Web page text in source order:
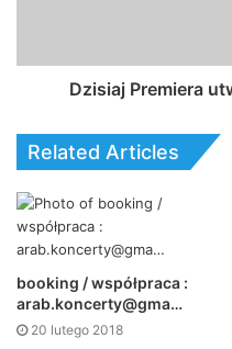
Dzisiaj Premiera
Related Articles
booking / współpraca :
arab.koncerty@gma…
20 lutego 2018